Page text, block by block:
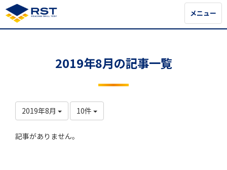
メニュー
メニュー
2019年8月の記事一覧
2019年8月 10件
記事がありません。